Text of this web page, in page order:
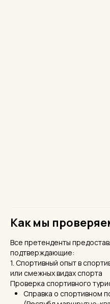
Как мы
Все претенденты
подтверждающие:
1. Спортивный опыт в
или смежных видах спорта
Проверка спортивного
Справка о спортивном